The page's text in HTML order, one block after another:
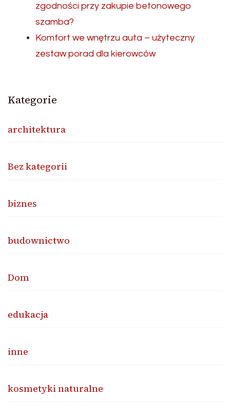
zgodności przy zakupie betonowego
szamba?
Komfort we wnętrzu auta – użyteczny
zestaw porad dla kierowców
Kategorie
architektura
Bez kategorii
biznes
budownictwo
Dom
edukacja
inne
kosmetyki naturalne